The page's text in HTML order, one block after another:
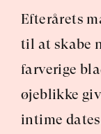
Efterårets
til at skabe
farverige
øjeblikke
intime